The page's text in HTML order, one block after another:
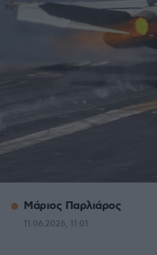
Μάριος Παρλιάρος
11.06.2026, 11:01